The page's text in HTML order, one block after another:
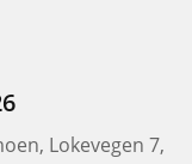
Lokevegen 7,